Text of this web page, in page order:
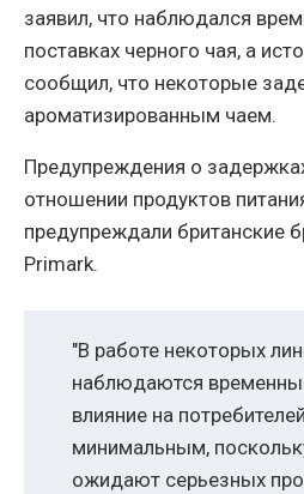
заявил, что наблюдался
поставках черного чая, а
сообщил, что некоторые
ароматизированным чаем.
Предупреждения о
отношении продуктов
предупреждали британские
Primark.
"В работе некоторых
наблюдаются
влияние на
минимальным,
ожидают серьезных